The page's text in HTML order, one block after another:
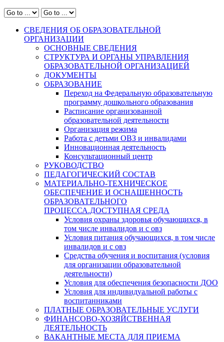
СВЕДЕНИЯ ОБ ОБРАЗОВАТЕЛЬНОЙ
ОРГАНИЗАЦИИ
ОСНОВНЫЕ СВЕДЕНИЯ
СТРУКТУРА И ОРГАНЫ УПРАВЛЕНИЯ
ОБРАЗОВАТЕЛЬНОЙ ОРГАНИЗАЦИЕЙ
ДОКУМЕНТЫ
ОБРАЗОВАНИЕ
Переход на Федеральную образовательную
программу дошкольного образования
Расписание организованной
образовательной деятельности
Организация режима
Работа с детьми ОВЗ и инвалидами
Инновационная деятельность
Консультационный центр
РУКОВОДСТВО
ПЕДАГОГИЧЕСКИЙ СОСТАВ
МАТЕРИАЛЬНО-ТЕХНИЧЕСКОЕ
ОБЕСПЕЧЕНИЕ И ОСНАЩЕННОСТЬ
ОБРАЗОВАТЕЛЬНОГО
ПРОЦЕССА.ДОСТУПНАЯ СРЕДА
Условия охраны здоровья обучающихся, в
том числе инвалидов и с овз
Условия питания обучающихся, в том числе
инвалидов и с овз
Средства обучения и воспитания (условия
для организации образовательной
деятельности)
Условия для обеспечения безопасности ДОО
Условия для индивидуальной работы с
воспитанниками
ПЛАТНЫЕ ОБРАЗОВАТЕЛЬНЫЕ УСЛУГИ
ФИНАНСОВО-ХОЗЯЙСТВЕННАЯ
ДЕЯТЕЛЬНОСТЬ
ВАКАНТНЫЕ МЕСТА ДЛЯ ПРИЕМА